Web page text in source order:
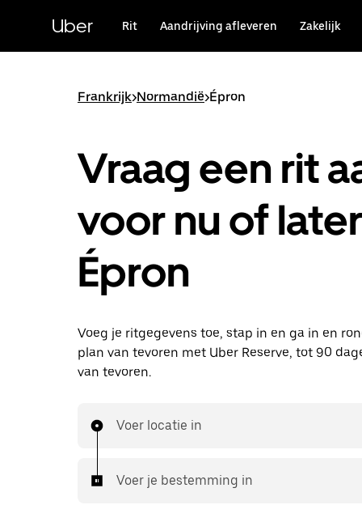
hoofdinhoudUber Rit Aandrijving afleveren Zakelijk
Frankrijk>Normandië>Épron
Vraag een rit
voor nu of
Épron
Voeg je ritgegevens toe, stap in en ga in en
plan van tevoren met Uber Reserve, tot 90
van tevoren.
Voer locatie in
Voer je bestemming in